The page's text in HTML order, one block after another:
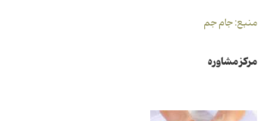
منبع: جام جم
مرکز مشاوره